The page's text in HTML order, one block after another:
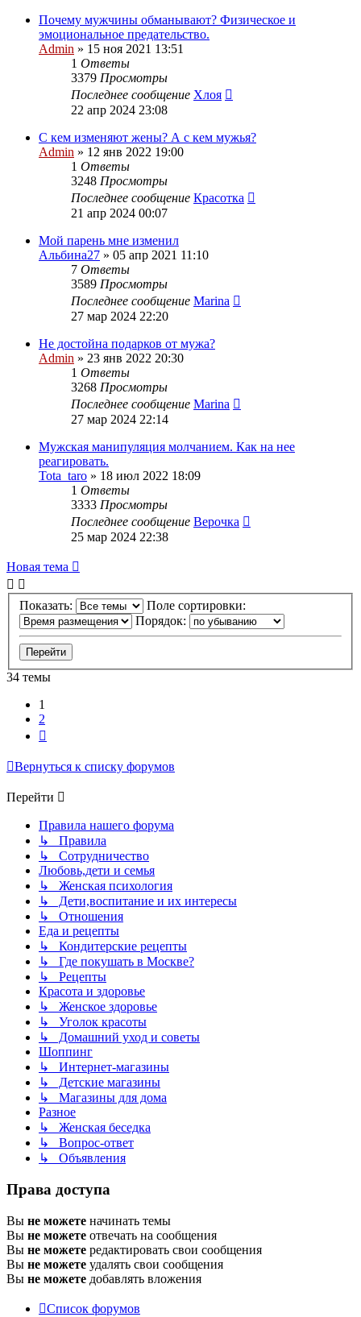
Почему мужчины обманывают? Физическое и
эмоциональное предательство.
Admin » 15 ноя 2021 13:51
1 Ответы
3379 Просмотры
Последнее сообщение Хлоя
22 апр 2024 23:08
С кем изменяют жены? А с кем мужья?
Admin » 12 янв 2022 19:00
1 Ответы
3248 Просмотры
Последнее сообщение Красотка
21 апр 2024 00:07
Мой парень мне изменил
Альбина27 » 05 апр 2021 11:10
7 Ответы
3589 Просмотры
Последнее сообщение Marina
27 мар 2024 22:20
Не достойна подарков от мужа?
Admin » 23 янв 2022 20:30
1 Ответы
3268 Просмотры
Последнее сообщение Marina
27 мар 2024 22:14
Мужская манипуляция молчанием. Как на нее
реагировать.
Tota_taro » 18 июл 2022 18:09
1 Ответы
3333 Просмотры
Последнее сообщение Верочка
25 мар 2024 22:38
Новая тема
Показать:
Поле сортировки:
Порядок:
34 темы
1
2
Вернуться к списку форумов
Перейти
Правила нашего форума
↳ Правила
↳ Сотрудничество
Любовь,дети и семья
↳ Женская психология
↳ Дети,воспитание и их интересы
↳ Отношения
Еда и рецепты
↳ Кондитерские рецепты
↳ Где покушать в Москве?
↳ Рецепты
Красота и здоровье
↳ Женское здоровье
↳ Уголок красоты
↳ Домашний уход и советы
Шоппинг
↳ Интернет-магазины
↳ Детские магазины
↳ Магазины для дома
Разное
↳ Женская беседка
↳ Вопрос-ответ
↳ Объявления
Права доступа
Вы не можете начинать темы
Вы не можете отвечать на сообщения
Вы не можете редактировать свои сообщения
Вы не можете удалять свои сообщения
Вы не можете добавлять вложения
Список форумов